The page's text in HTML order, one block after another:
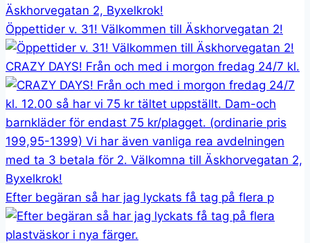
Öppettider v. 31! Välkommen till Äskhorvegatan 2!
CRAZY DAYS! Från och med i morgon fredag 24/7 kl.
Efter begäran så har jag lyckats få tag på flera p